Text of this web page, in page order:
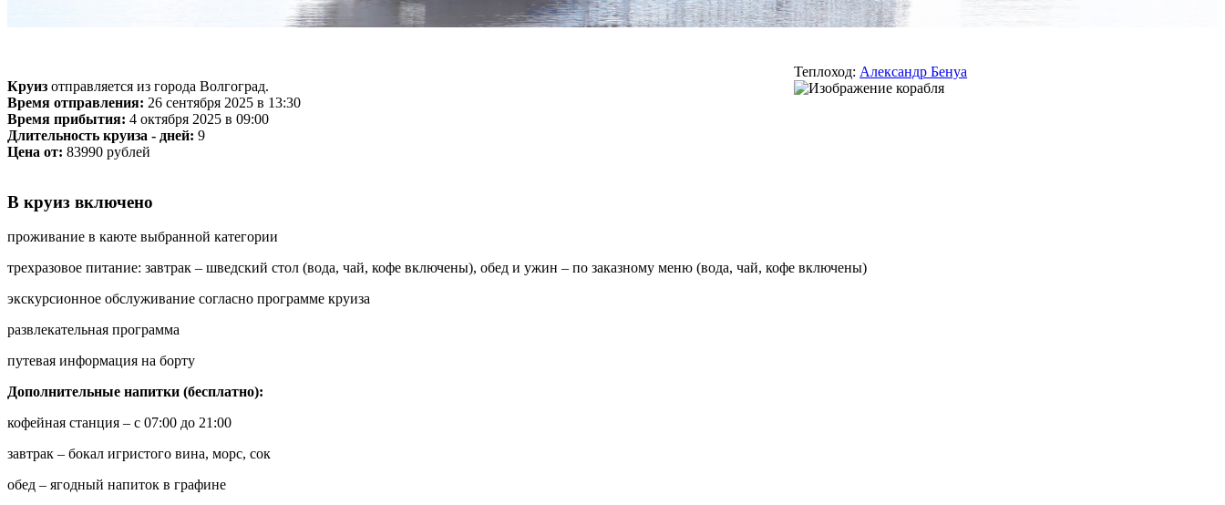
Круиз отправляется из города Волгоград.
Время отправления: 26 сентября 2025 в 13:30
Время прибытия: 4 октября 2025 в 09:00
Длительность круиза - дней: 9
Цена от: 83990 рублей
Теплоход: Александр Бенуа
В круиз включено
проживание в каюте выбранной категории
трехразовое питание: завтрак – шведский стол (вода, чай, кофе включены), обед и ужин – по заказному меню (вода, чай, кофе включены)
экскурсионное обслуживание согласно программе круиза
развлекательная программа
путевая информация на борту
Дополнительные напитки (бесплатно):
кофейная станция – с 07:00 до 21:00
завтрак – бокал игристого вина, морс, сок
обед – ягодный напиток в графине